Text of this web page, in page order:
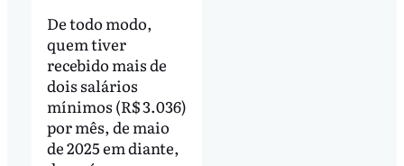
De todo modo,
quem tiver
recebido mais de
dois salários
mínimos (R$ 3.036)
por mês, de maio
de 2025 em diante,